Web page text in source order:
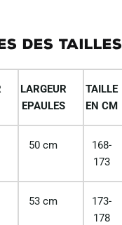
DES TAILLES
LARGEUR
EPAULES
TAILLE
EN CM
50 cm
168-
173
53 cm
173-
178